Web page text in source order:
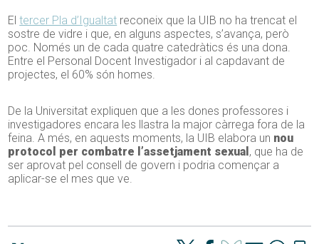
Eltercer Pla d’Igualtat reconeix que la UIB no ha trencat el
sostre de vidre i que, en alguns aspectes, s’avança, però
poc. Només un de cada quatre catedràtics és una dona.
Entre el Personal Docent Investigador i al capdavant de
projectes, el 60% són homes.
De la Universitat expliquen que a les dones professores i
investigadores encara les llastra la major càrrega fora de la
feina. A més, en aquests moments, la UIB elabora un nou
protocol per combatre l’assetjament sexual , que ha de
ser aprovat pel consell de govern i podria començar a
aplicar-se el mes que ve.